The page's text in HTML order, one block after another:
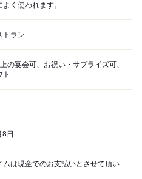
く使われます。
トラン
の宴会可、お祝い・サプライズ可、
ト
日
ムは現金でのお支払いとさせて頂い